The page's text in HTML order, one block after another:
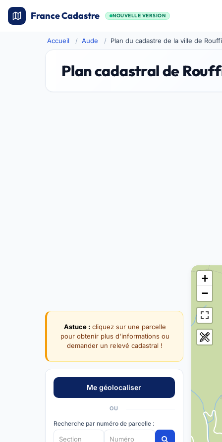
France Cadastre NOUVELLE VERSION
Accueil Aude Plan du cadastre de la ville de
Plan cadastral de
Astuce :cliquez sur une parcelle
pour obtenir plus d'informations ou
demander un relevé cadastral !
OU
Recherche par numéro de parcelle :
+
−